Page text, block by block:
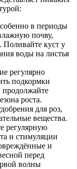
в периоды
почву,
Поливайте куст у
воды на листья
регулярно
подкормки
продолжайте
роста.
для роз,
вещества.
регулярную
и стимуляции
и
перед
волны